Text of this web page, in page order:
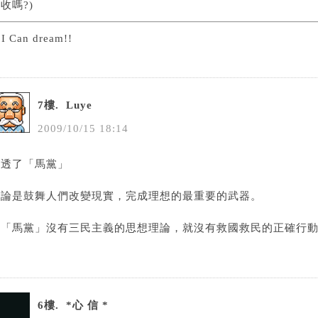
嗎?)
Can dream!!
7樓. Luye
2009/10/15 18:14
了「馬黨」
是鼓舞人們改變現實，完成理想的最重要的武器。
馬黨」沒有三民主義的思想理論，就沒有救國救民的正確行
6樓. *心 信 *